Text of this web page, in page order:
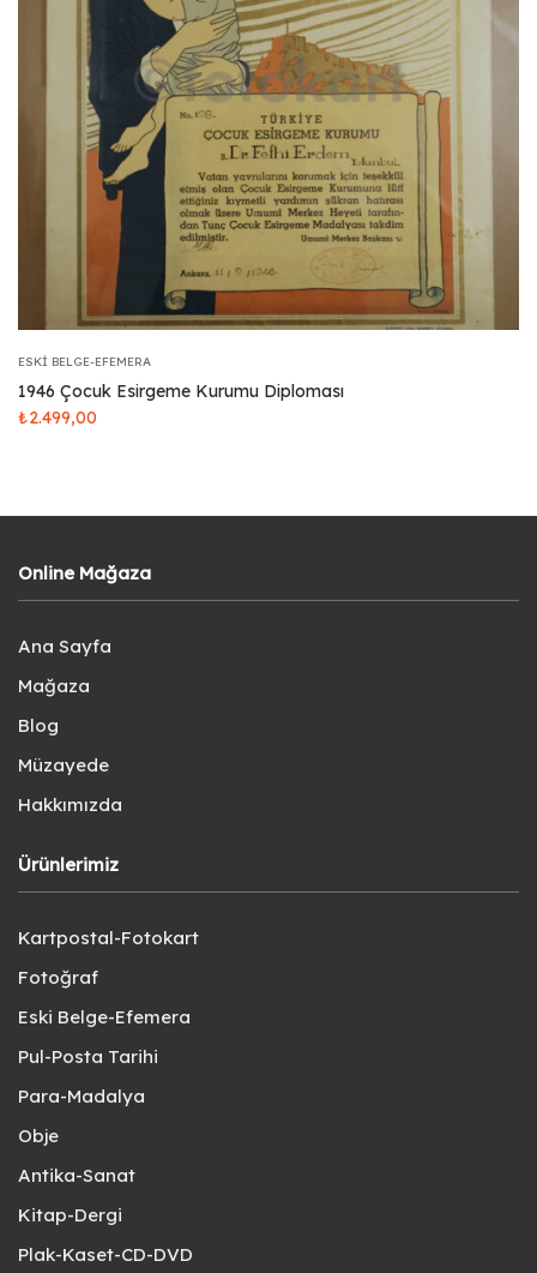
ESKI BELGE-EFEMERA
1946 Çocuk Esirgeme Kurumu Diploması
₺2.499,00
Online Mağaza
Ana Sayfa
Mağaza
Blog
Müzayede
Hakkımızda
Ürünlerimiz
Kartpostal-Fotokart
Fotoğraf
Eski Belge-Efemera
Pul-Posta Tarihi
Para-Madalya
Obje
Antika-Sanat
Kitap-Dergi
Plak-Kaset-CD-DVD